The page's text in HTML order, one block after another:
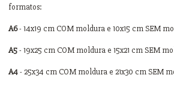
formatos:
A6- 14x19 cm COM moldura e 10x15 cm SEM
A5- 19x25 cm COM moldura e 15x21 cm SEM
A4- 25x34 cm COM moldura e 21x30 cm SEM